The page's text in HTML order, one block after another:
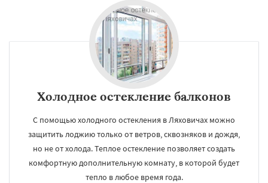
Холодное остекление балконов
С помощью холодного остекления в Ляховичах можно
защитить лоджию только от ветров, сквозняков и дождя,
но не от холода. Теплое остекление позволяет создать
комфортную дополнительную комнату, в которой будет
тепло в любое время года.